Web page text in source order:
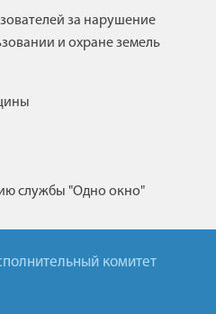
за нарушение
и охране земель
службы "Одно окно"
комитет